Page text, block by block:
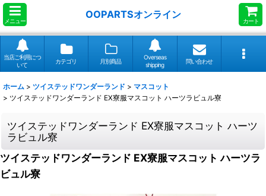
メニュー
OOPARTSオンライン
カート
当店ご利用につ
いて
カテゴリ 月別商品
Overseas
shipping
問い合わせ
ホーム > ツイステッドワンダーランド > マスコット
> ツイステッドワンダーランド EX寮服マスコット ハーツラビュル寮
ツイステッドワンダーランド EX寮服マスコット ハーツ
ラビュル寮
ツイステッドワンダーランド EX寮服マスコット ハーツラ
ビュル寮